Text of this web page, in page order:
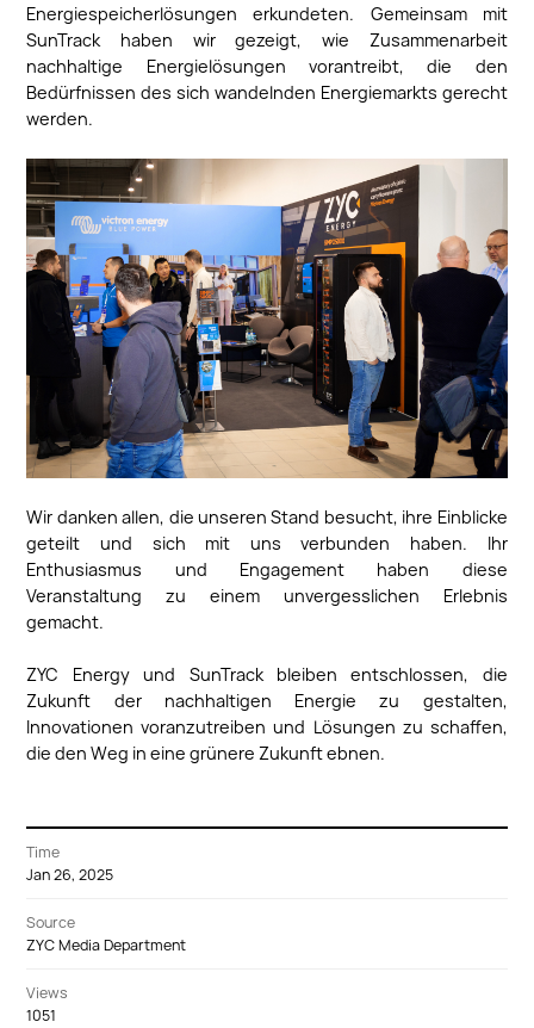
Time
Jan 26, 2025
Source
ZYC Media Department
Views
1051
Energiespeicherlösungen erkundeten. Gemeinsam mit
SunTrack haben wir gezeigt, wie Zusammenarbeit
nachhaltige Energielösungen vorantreibt, die den
Bedürfnissen des sich wandelnden Energiemarkts gerecht
werden.
Wir danken allen, die unseren Stand besucht, ihre Einblicke
geteilt und sich mit uns verbunden haben. Ihr
Enthusiasmus und Engagement haben diese
Veranstaltung zu einem unvergesslichen Erlebnis
gemacht.
ZYC Energy und SunTrack bleiben entschlossen, die
Zukunft der nachhaltigen Energie zu gestalten,
Innovationen voranzutreiben und Lösungen zu schaffen,
die den Weg in eine grünere Zukunft ebnen.